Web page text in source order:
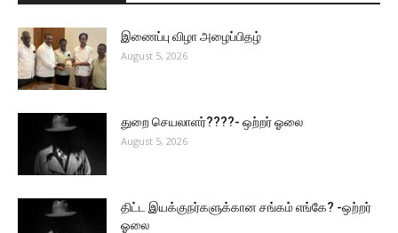
இணைப்பு விழா அழைப்பிதழ்
August 5, 2026
துறை செயலாளர்????- ஒற்றர் ஓலை
August 5, 2026
திட்ட இயக்குநர்களுக்கான சங்கம் எங்கே? -ஒற்றர்
ஓலை